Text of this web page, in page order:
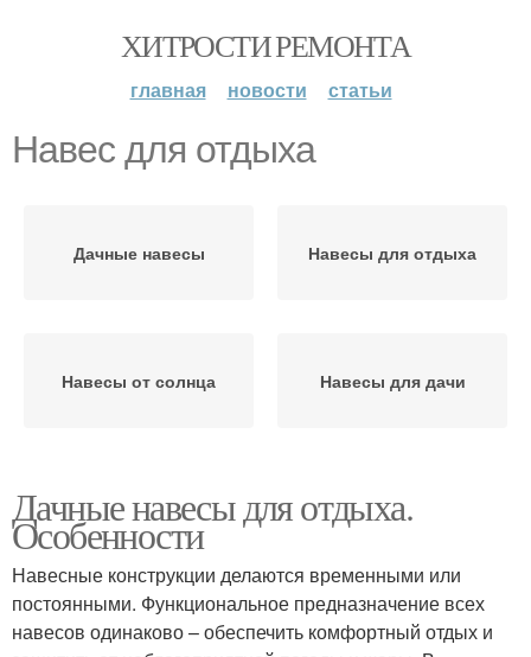
ХИТРОСТИ РЕМОНТА
главная новости статьи
Навес для отдыха
Дачные навесы Навесы для отдыха
Навесы от солнца Навесы для дачи
Дачные навесы для отдыха.
Особенности
Навесные конструкции делаются временными или
постоянными. Функциональное предназначение всех
навесов одинаково – обеспечить комфортный отдых и